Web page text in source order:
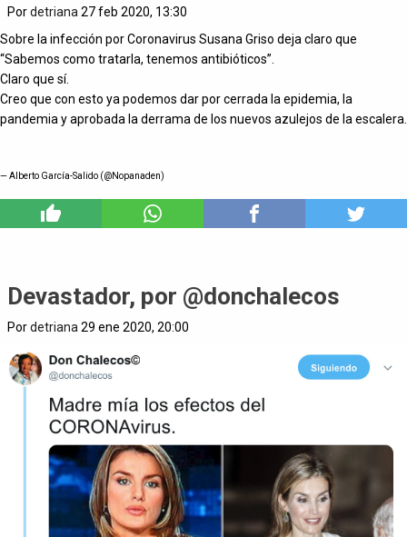
Pordetriana27 feb 2020, 13:30
Sobre la infección por Coronavirus Susana Griso deja claro que
“Sabemos como tratarla, tenemos antibióticos”.
Claro que sí.
Creo que con esto ya podemos dar por cerrada la epidemia, la
pandemia y aprobada la derrama de los nuevos azulejos de la escalera.
— Alberto García-Salido (@Nopanaden)
Devastador, por @donchalecos
Pordetriana29 ene 2020, 20:00